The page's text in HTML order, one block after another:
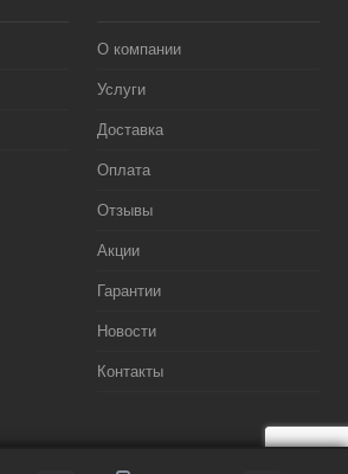
О компании
Услуги
Доставка
Оплата
Отзывы
Акции
Гарантии
Новости
Контакты